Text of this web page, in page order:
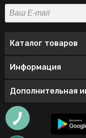
Каталог товаров
Информация
Дополнительная